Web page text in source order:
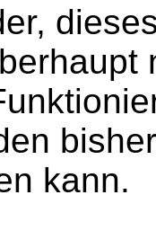
kann.